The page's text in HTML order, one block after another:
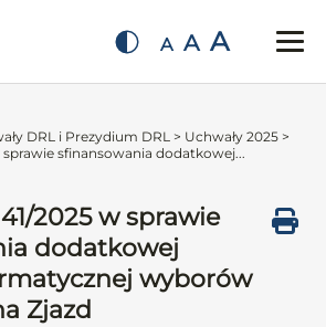
A A A
DRL i Prezydium DRL > Uchwały 2025 >
sprawie sfinansowania dodatkowej...
2025 w sprawie
dodatkowej
wyborów
Zjazd